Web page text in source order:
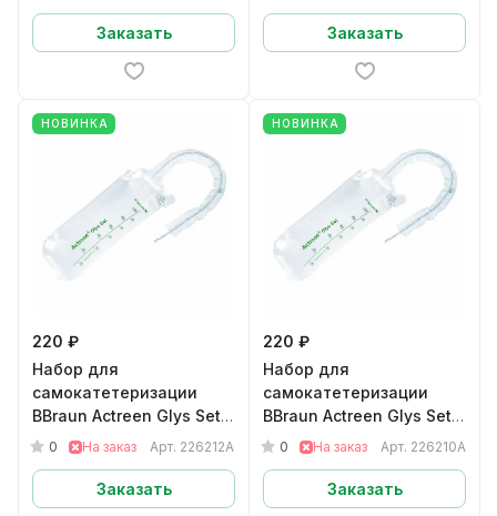
Заказать Заказать
НОВИНКА
220 ₽
Набор для
самокатетеризации
BBraun Actreen Glys Set
мужскойНелатон CH12
0 На заказ Арт. 226212A
Заказать
НОВИНКА
220 ₽
Набор для
самокатетеризации
BBraun Actreen Glys Set
мужскойНелатон CH10
0 На заказ Арт. 226210A
Заказать